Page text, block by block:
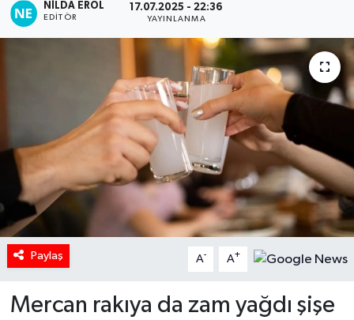
NILDA EROL
EDITÖR
17.07.2025 - 22:36
YAYINLANMA
Paylaş A- A+
Mercan rakıya da zam yağdı şişe